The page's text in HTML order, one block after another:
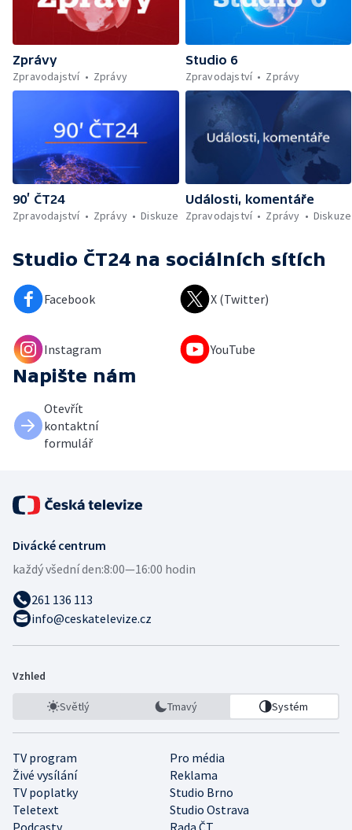
Zprávy
Zpravodajství
Zprávy
Studio 6
Zpravodajství
Zprávy
90’ ČT24
Zpravodajství
Zprávy Diskuze
Události, komentáře
Zpravodajství
Zprávy Diskuze
Studio ČT24 na sociálních sítích
Facebook X (Twitter)
Instagram YouTube
Napište nám
Otevřít
kontaktní
formulář
Divácké centrum
každý všední den:8:00—16:00 hodin
261 136 113
info@ceskatelevize.cz
Vzhled
Světlý Tmavý Systém
TV program
Pro média
Živé vysílání
Reklama
TV poplatky
Studio Brno
Teletext
Studio Ostrava